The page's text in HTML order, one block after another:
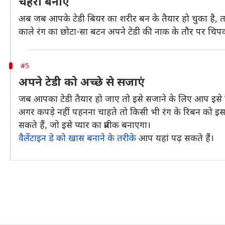
अब जब आपके टेडी बियर का शरीर बन के तैयार हो चुका है,
काले रंग का छोटा-सा बटन अपने टेडी की नाक के तौर पर
#5
अपने टेडी को अच्छे से सजाएं
जब आपका टेडी तैयार हो जाए तो इसे सजाने के लिए आप इसे
अगर कपड़े नहीं पहनना चाहते तो किसी भी रंग के रिबन
सकते हैं, जो इसे प्यार का प्रतीक बनाएगा।
वैलेंटाइन डे को खास बनाने के तरीके आप यहां पढ़ सकते हैं।